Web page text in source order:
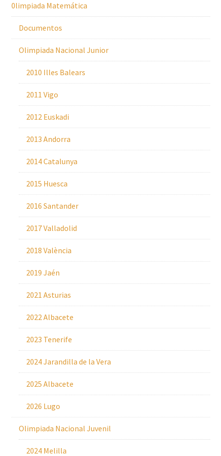
0limpiada Matemática
Documentos
Olimpiada Nacional Junior
2010 Illes Balears
2011 Vigo
2012 Euskadi
2013 Andorra
2014 Catalunya
2015 Huesca
2016 Santander
2017 Valladolid
2018 València
2019 Jaén
2021 Asturias
2022 Albacete
2023 Tenerife
2024 Jarandilla de la Vera
2025 Albacete
2026 Lugo
Olimpiada Nacional Juvenil
2024 Melilla